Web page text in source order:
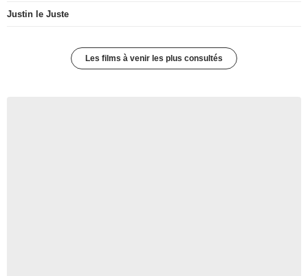
Justin le Juste
Les films à venir les plus consultés